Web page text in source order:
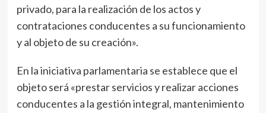
privado, para la realización de los actos y
contrataciones conducentes a su funcionamiento
y al objeto de su creación».
En la iniciativa parlamentaria se establece que el
objeto será «prestar servicios y realizar acciones
conducentes a la gestión integral, mantenimiento